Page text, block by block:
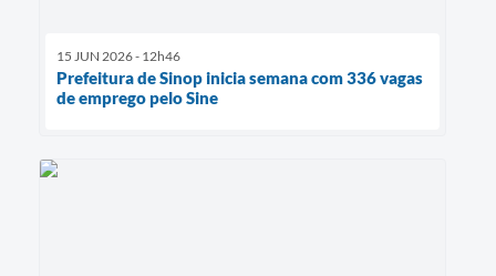
15 JUN 2026 - 12h46
Prefeitura de Sinop inicia semana com 336 vagas
de emprego pelo Sine